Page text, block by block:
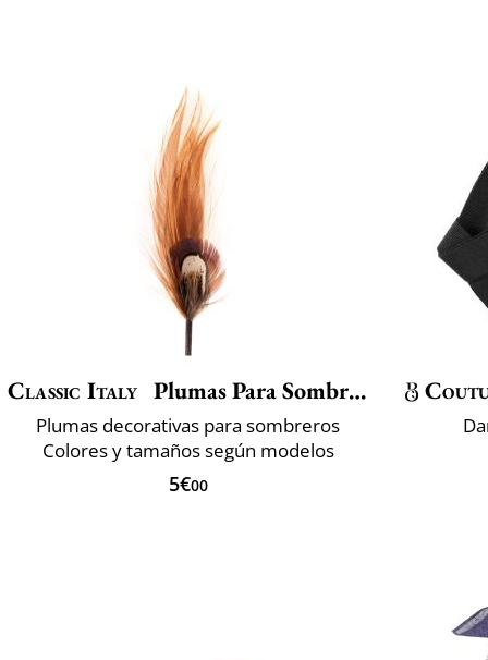
Classic Italy Plumas Para Sombrero
Plumas decorativas para sombreros
Colores y tamaños según modelos
5€00